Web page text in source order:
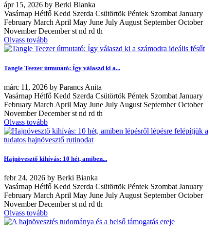
ápr 15, 2026 by Berki Bianka
Vasárnap Hétfő Kedd Szerda Csütörtök Péntek Szombat January
February March April May June July August September October
November December st nd rd th
Olvass tovább
Tangle Teezer útmutató: Így válaszd ki a...
márc 11, 2026 by Parancs Anita
Vasárnap Hétfő Kedd Szerda Csütörtök Péntek Szombat January
February March April May June July August September October
November December st nd rd th
Olvass tovább
Hajnövesztő kihívás: 10 hét, amiben...
febr 24, 2026 by Berki Bianka
Vasárnap Hétfő Kedd Szerda Csütörtök Péntek Szombat January
February March April May June July August September October
November December st nd rd th
Olvass tovább